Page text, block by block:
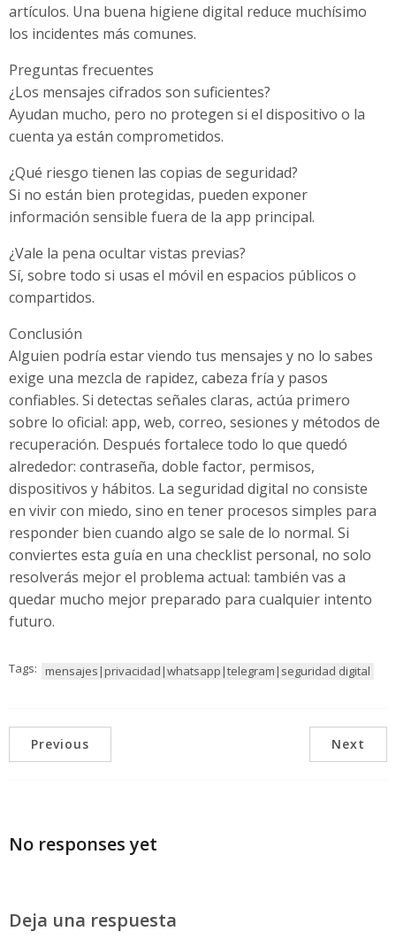
artículos. Una buena higiene digital reduce muchísimo
los incidentes más comunes.
Preguntas frecuentes
¿Los mensajes cifrados son suficientes?
Ayudan mucho, pero no protegen si el dispositivo o la
cuenta ya están comprometidos.
¿Qué riesgo tienen las copias de seguridad?
Si no están bien protegidas, pueden exponer
información sensible fuera de la app principal.
¿Vale la pena ocultar vistas previas?
Sí, sobre todo si usas el móvil en espacios públicos o
compartidos.
Conclusión
Alguien podría estar viendo tus mensajes y no lo sabes
exige una mezcla de rapidez, cabeza fría y pasos
confiables. Si detectas señales claras, actúa primero
sobre lo oficial: app, web, correo, sesiones y métodos de
recuperación. Después fortalece todo lo que quedó
alrededor: contraseña, doble factor, permisos,
dispositivos y hábitos. La seguridad digital no consiste
en vivir con miedo, sino en tener procesos simples para
responder bien cuando algo se sale de lo normal. Si
conviertes esta guía en una checklist personal, no solo
resolverás mejor el problema actual: también vas a
quedar mucho mejor preparado para cualquier intento
futuro.
Tags: mensajes|privacidad|whatsapp|telegram|seguridad digital
Previous Next
No responses yet
Deja una respuesta